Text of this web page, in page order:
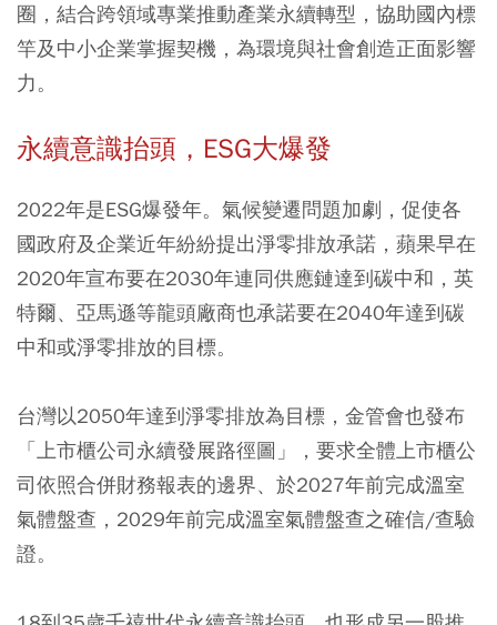
圈，結合跨領域專業推動產業永續轉型，協助國內標
竿及中小企業掌握契機，為環境與社會創造正面影響
力。
永續意識抬頭，ESG大爆發
2022年是ESG爆發年。氣候變遷問題加劇，促使各
國政府及企業近年紛紛提出淨零排放承諾，蘋果早在
2020年宣布要在2030年連同供應鏈達到碳中和，英
特爾、亞馬遜等龍頭廠商也承諾要在2040年達到碳
中和或淨零排放的目標。
台灣以2050年達到淨零排放為目標，金管會也發布
「上市櫃公司永續發展路徑圖」，要求全體上市櫃公
司依照合併財務報表的邊界、於2027年前完成溫室
氣體盤查，2029年前完成溫室氣體盤查之確信/查驗
證。